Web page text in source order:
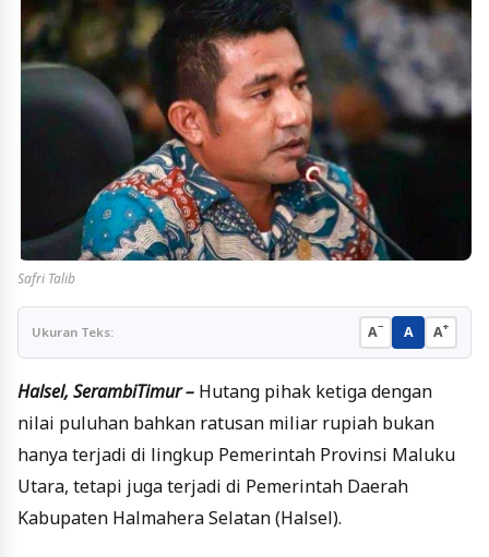
Safri Talib
Ukuran Teks: A− A A+
Halsel, SerambiTimur – Hutang pihak ketiga dengan
nilai puluhan bahkan ratusan miliar rupiah bukan
hanya terjadi di lingkup Pemerintah Provinsi Maluku
Utara, tetapi juga terjadi di Pemerintah Daerah
Kabupaten Halmahera Selatan (Halsel).